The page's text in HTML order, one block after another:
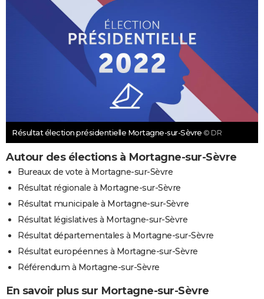
Résultat élection présidentielle Mortagne-sur-Sèvre © DR
Autour des élections à Mortagne-sur-Sèvre
Bureaux de vote à Mortagne-sur-Sèvre
Résultat régionale à Mortagne-sur-Sèvre
Résultat municipale à Mortagne-sur-Sèvre
Résultat législatives à Mortagne-sur-Sèvre
Résultat départementales à Mortagne-sur-Sèvre
Résultat européennes à Mortagne-sur-Sèvre
Référendum à Mortagne-sur-Sèvre
En savoir plus sur Mortagne-sur-Sèvre